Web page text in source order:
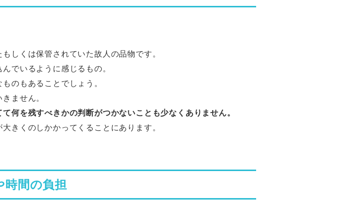
しくは保管されていた故人の品物です。
でいるように感じるもの。
のもあることでしょう。
ません。
何を残すべきかの判断がつかないことも少なくありません。
きくのしかかってくることにあります。
間の負担